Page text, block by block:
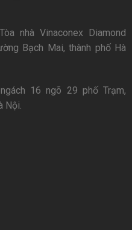
nhà Vinaconex Diamond
Bạch Mai, thành phố Hà
16 ngõ 29 phố Trạm,
Nội.